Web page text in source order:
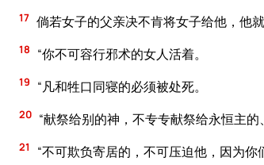
17 倘若女子的父亲决不肯将女子给他，他
18 “你不可容行邪术的女人活着。
19 “凡和牲口同寝的必须被处死。
20 “献祭给别的神，不专专献祭给永恒主的
21 “不可欺负寄居的，不可压迫他，因为你